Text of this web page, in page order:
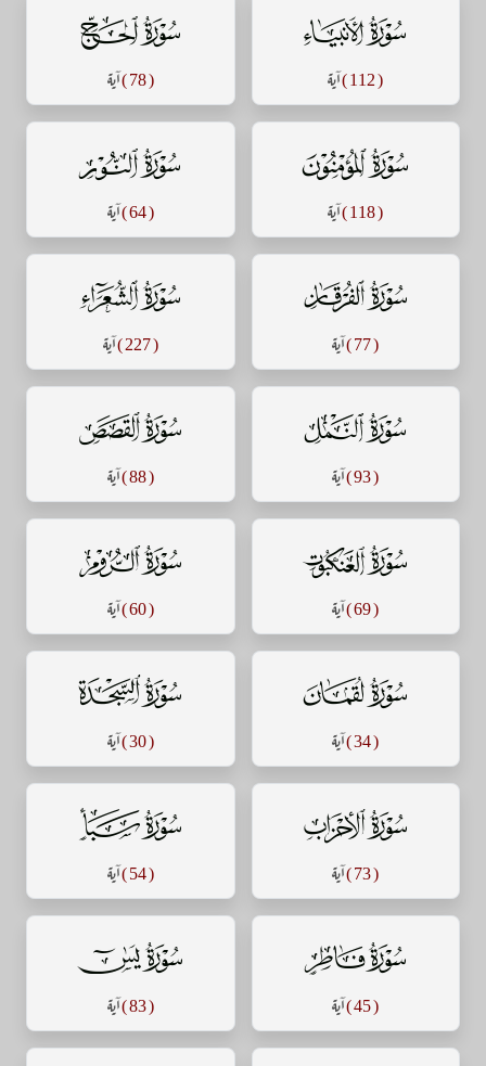
سورة الأنبياء
( 112 ) آية
سورة الحج
( 78 ) آية
سورة المؤمنون
( 118 ) آية
سورة النور
( 64 ) آية
سورة الفرقان
( 77 ) آية
سورة الشعراء
( 227 ) آية
سورة النمل
( 93 ) آية
سورة القصص
( 88 ) آية
سورة العنكبوت
( 69 ) آية
سورة الروم
( 60 ) آية
سورة لقمان
( 34 ) آية
سورة السجدة
( 30 ) آية
سورة الأحزاب
( 73 ) آية
سورة سبأ
( 54 ) آية
سورة فاطر
( 45 ) آية
سورة يس
( 83 ) آية